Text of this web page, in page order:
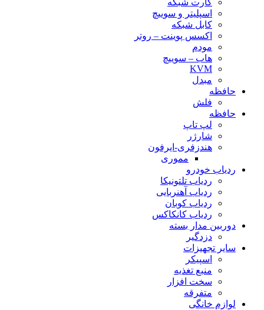
کارت شبکه
اسپلیتر و سوییچ
کابل شبکه
اکسس پوینت – روتر
مودم
هاب – سوییچ
KVM
مبدل
حافظه
فلش
حافظه
لپ تاپ
شارژر
هندزفری-ایرفون
مموری
ردیاب خودرو
ردیاب تلتونیکا
ردیاب آهنربایی
ردیاب کوبان
ردیاب کانکاکس
دوربین مدار بسته
دزدگیر
سایر تجهیزات
اسپیکر
منبع تغذیه
سخت افزار
متفرقه
لوازم خانگی